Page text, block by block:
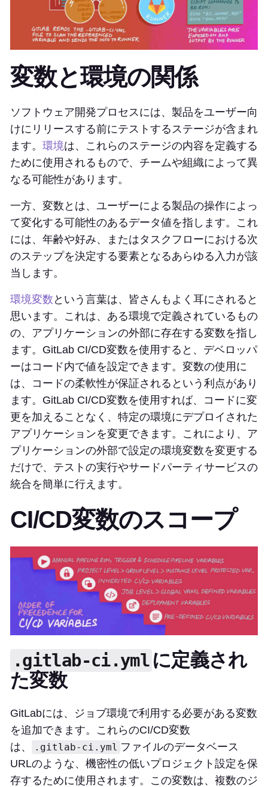
変数と環境の関係
ソフトウェア開発プロセスには、製品をユーザー向
けにリリースする前にテストするステージが含まれ
ます。 環境は、これらのステージの内容を定義する
ために使用されるもので、チームや組織によって異
なる可能性があります。
一方、変数とは、ユーザーによる製品の操作によっ
て変化する可能性のあるデータ値を指します。これ
には、年齢や好み、またはタスクフローにおける次
のステップを決定する要素となるあらゆる入力が該
当します。
環境変数 という言葉は、皆さんもよく耳にされると
思います。これは、ある環境で定義されているもの
の、アプリケーションの外部に存在する変数を指し
ます。GitLab CI/CD変数を使用すると、デベロッパ
ーはコード内で値を設定できます。変数の使用に
は、コードの柔軟性が保証されるという利点があり
ます。GitLab CI/CD変数を使用すれば、コードに変
更を加えることなく、特定の環境にデプロイされた
アプリケーションを変更できます。これにより、ア
プリケーションの外部で設定の環境変数を変更する
だけで、テストの実行やサードパーティサービスの
統合を簡単に行えます。
CI/CD変数のスコープ
.gitlab-ci.yml に定義され
た変数
GitLabには、ジョブ環境で利用する必要がある変数
を追加できます。これらのCI/CD変数
は、
.gitlab-ci.yml ファイルのデータベース
URLのような、機密性の低いプロジェクト設定を保
存するために使用されます。この変数は、複数のジ